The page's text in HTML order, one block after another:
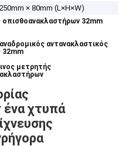
× 80mm (L×H×W)
οπισθοανακλαστήρων 32mm
αντανακλαστικός
32mm
μετρητής
χτυπά